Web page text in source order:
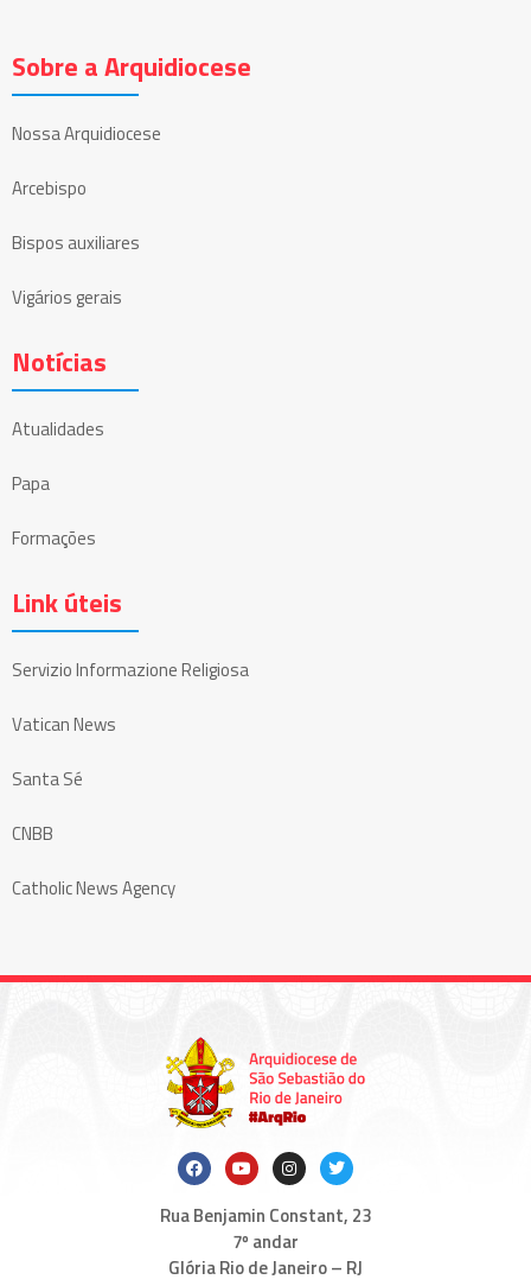
Sobre a Arquidiocese
Nossa Arquidiocese
Arcebispo
Bispos auxiliares
Vigários gerais
Notícias
Atualidades
Papa
Formações
Link úteis
Servizio Informazione Religiosa
Vatican News
Santa Sé
CNBB
Catholic News Agency
Rua Benjamin Constant, 23
7º andar
Glória Rio de Janeiro – RJ